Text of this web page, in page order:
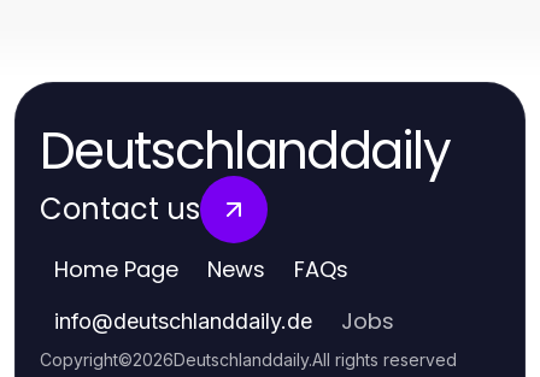
Deutschlanddaily
Contact us
Home Page News FAQs
info@deutschlanddaily.de Jobs
Copyright©2026Deutschlanddaily.All rights reserved